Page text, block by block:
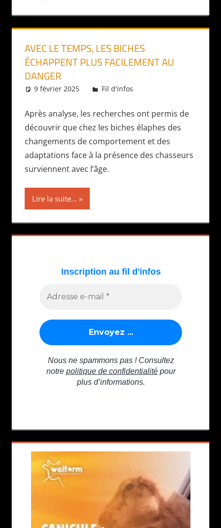
AVEC LE TEMPS, LES BICHES
ÉCHAPPENT PLUS FACILEMENT AU
DANGER
9 février 2025 Daniel
Fil d'infos
Après analyse, les recherches ont permis de
découvrir que chez les biches élaphes des
changements de comportement et des
adaptations face à la présence des chasseurs
surviennent avec l’âge.
Lire la suite...